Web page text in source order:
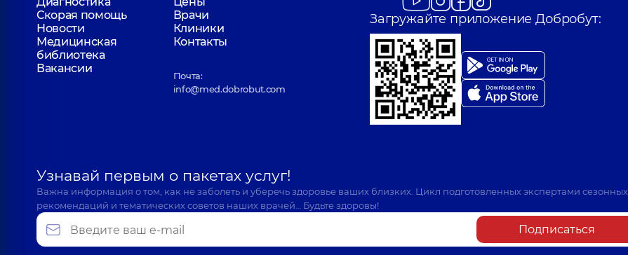
Скорая помощь
Врачи
Новости
Клиники
Медицинская
библиотека
Контакты
Вакансии
Почта:
info@med.dobrobut.com
Загружайте приложение Добробут:
Узнавай первым о пакетах услуг!
Важна информация о том, как не заболеть и уберечь здоровье ваших близких. Цикл подготовленных экспертами сезонных
рекомендаций и тематических советов наших врачей… Будьте здоровы!
Подписаться